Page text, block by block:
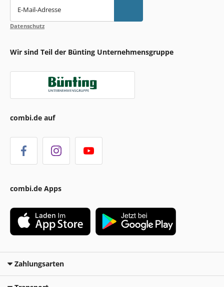
E-Mail-Adresse
Datenschutz
Wir sind Teil der Bünting Unternehmensgruppe
combi.de auf
combi.de Apps
Zahlungsarten